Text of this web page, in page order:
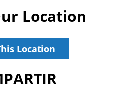
Location
Location